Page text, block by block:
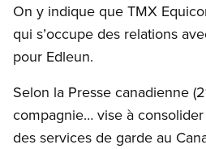
On y indique que TMX
qui s’occupe des relations
pour Edleun.
Selon la Presse canadienne
compagnie… vise à
des services de garde au